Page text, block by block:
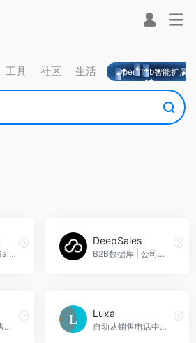
工具 社区 生活 OpeniTab智能扩展
智能销售助手，SalesBoom.AI官网入口网址
DeepSales
B2B数据库 | 公司联系人和购买线索，DeepSales官网入口网址
全球领先的AI销售线索生成平台，Scalez官网入口网址
Luxa
自动从销售电话中获取产品洞察，Luxa官网入口网址